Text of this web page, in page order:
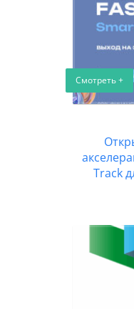
Смотреть +
Track